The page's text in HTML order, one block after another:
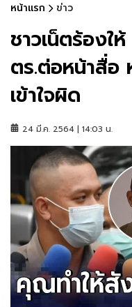
หน้าแรก ข่าว
ชาวเน็ตร้องใ
ตร.ต่อหน้าสื่อ
เข้าใจผิด
24 มี.ค. 2564 | 14:03 น.